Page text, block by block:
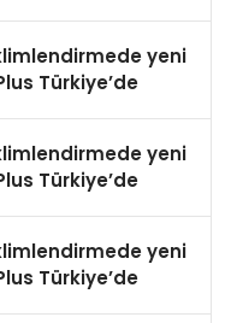
yeni
Türkiye’de
yeni
Türkiye’de
yeni
Türkiye’de